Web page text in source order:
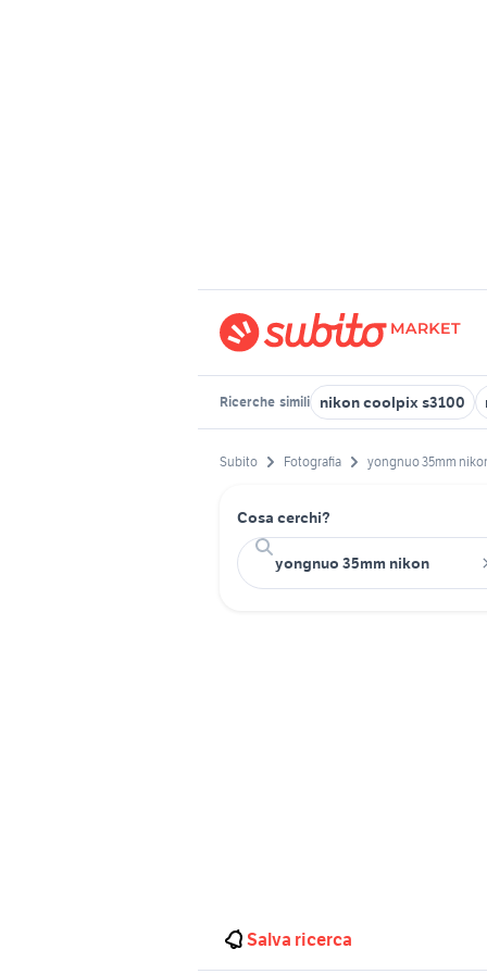
Ricerche simili nikon coolpix s3100
Subito Fotografia yongnuo 35mm
Cosa cerchi?
Salva ricerca